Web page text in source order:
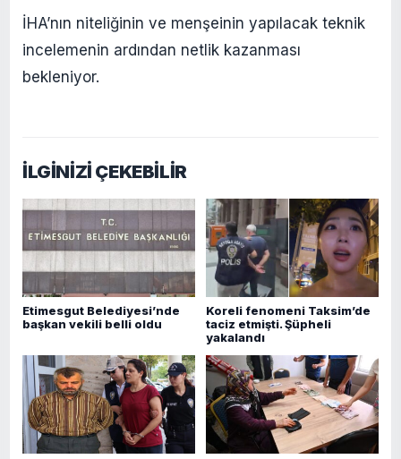
İHA’nın niteliğinin ve menşeinin yapılacak teknik
incelemenin ardından netlik kazanması
bekleniyor.
İLGİNİZİ ÇEKEBİLİR
Etimesgut Belediyesi’nde
başkan vekili belli oldu
Koreli fenomeni Taksim’de
taciz etmişti. Şüpheli
yakalandı